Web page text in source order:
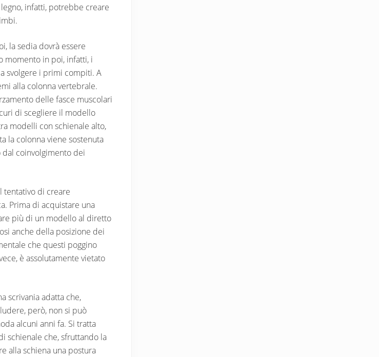
infatti, potrebbe creare
la sedia dovrà essere
momento in poi, infatti, i
svolgere i primi compiti. A
alla colonna vertebrale.
delle fasce muscolari
di scegliere il modello
modelli con schienale alto,
la colonna viene sostenuta
dal coinvolgimento dei
tentativo di creare
Prima di acquistare una
più di un modello al diretto
anche della posizione dei
che questi poggino
è assolutamente vietato
scrivania adatta che,
però, non si può
alcuni anni fa. Si tratta
schienale che, sfruttando la
alla schiena una postura